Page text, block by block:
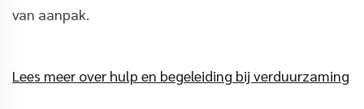
van aanpak.
Lees meer over hulp en begeleiding bij verduurzaming